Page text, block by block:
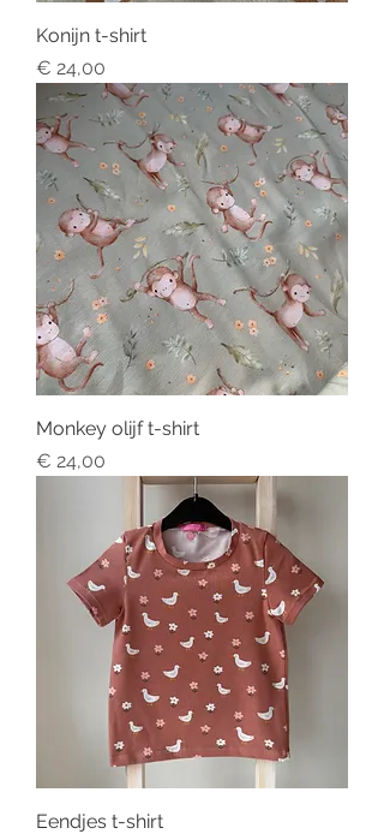
Konijn t-shirt
Price
€ 24,00
Monkey olijf t-shirt
Price
€ 24,00
Eendjes t-shirt